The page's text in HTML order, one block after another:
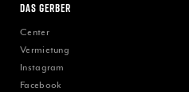
Das Gerber
Center
Vermietung
Instagram
Facebook